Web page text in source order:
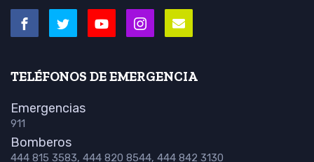
TELÉFONOS DE EMERGENCIA
Emergencias
911
Bomberos
444 815 3583, 444 820 8544, 444 842 3130